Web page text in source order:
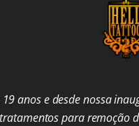
anos e desde nossa
para